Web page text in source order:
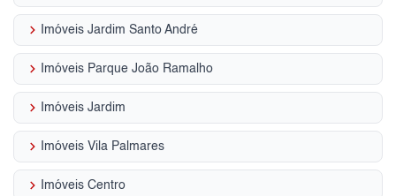
keyboard_arrow_right Imóveis Jardim Santo André
keyboard_arrow_right Imóveis Parque João Ramalho
keyboard_arrow_right Imóveis Jardim
keyboard_arrow_right Imóveis Vila Palmares
keyboard_arrow_right Imóveis Centro